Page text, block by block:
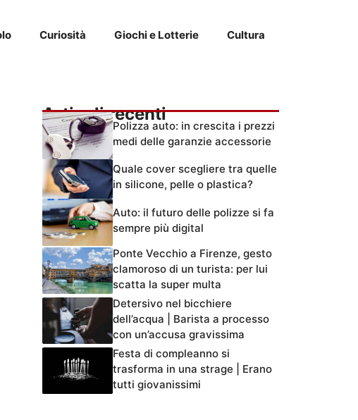
Curiosità Giochi e Lotterie Cultura
Articoli recenti
Polizza auto: in crescita i prezzi
medi delle garanzie accessorie
Quale cover scegliere tra quelle
in silicone, pelle o plastica?
Auto: il futuro delle polizze si fa
sempre più digital
Ponte Vecchio a Firenze, gesto
clamoroso di un turista: per lui
scatta la super multa
Detersivo nel bicchiere
dell’acqua | Barista a processo
con un’accusa gravissima
Festa di compleanno si
trasforma in una strage | Erano
tutti giovanissimi